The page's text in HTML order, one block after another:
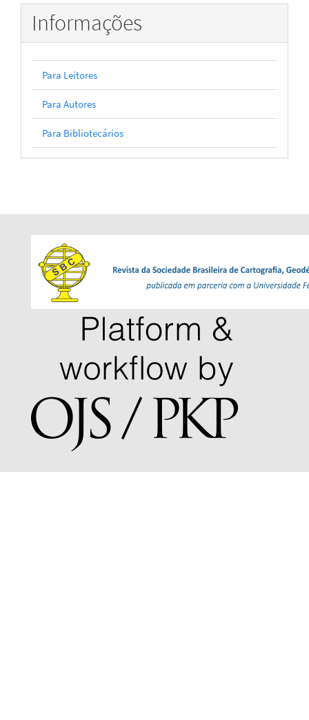
Informações
Para Leitores
Para Autores
Para Bibliotecários